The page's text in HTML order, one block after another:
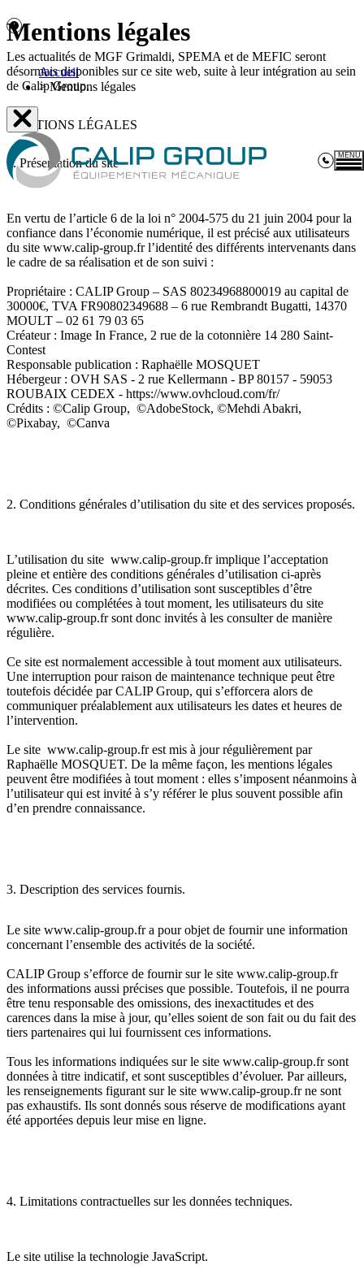
Les actualités de MGF Grimaldi, SPEMA et de MEFIC seront
désormais disponibles sur ce site web, suite à leur intégration au sein
de Calip Group.
MENU
Mentions légales
Accueil
>Mentions légales
MENTIONS LÉGALES
1. Présentation du site
En vertu de l’article 6 de la loi n° 2004-575 du 21 juin 2004 pour la
confiance dans l’économie numérique, il est précisé aux utilisateurs
du site www.calip-group.fr l’identité des différents intervenants dans
le cadre de sa réalisation et de son suivi :
Propriétaire : CALIP Group – SAS 80234968800019 au capital de
30000€, TVA FR90802349688 – 6 rue Rembrandt Bugatti, 14370
MOULT – 02 61 79 03 65
Créateur : Image In France, 2 rue de la cotonnière 14 280 Saint-
Contest
Responsable publication : Raphaëlle MOSQUET
Hébergeur : OVH SAS - 2 rue Kellermann - BP 80157 - 59053
ROUBAIX CEDEX - https://www.ovhcloud.com/fr/
Crédits : ©Calip Group, ©AdobeStock, ©Mehdi Abakri,
©Pixabay, ©Canva
2. Conditions générales d’utilisation du site et des services proposés.
L’utilisation du site www.calip-group.fr implique l’acceptation
pleine et entière des conditions générales d’utilisation ci-après
décrites. Ces conditions d’utilisation sont susceptibles d’être
modifiées ou complétées à tout moment, les utilisateurs du site
www.calip-group.fr sont donc invités à les consulter de manière
régulière.
Ce site est normalement accessible à tout moment aux utilisateurs.
Une interruption pour raison de maintenance technique peut être
toutefois décidée par CALIP Group, qui s’efforcera alors de
communiquer préalablement aux utilisateurs les dates et heures de
l’intervention.
Le site www.calip-group.fr est mis à jour régulièrement par
Raphaëlle MOSQUET. De la même façon, les mentions légales
peuvent être modifiées à tout moment : elles s’imposent néanmoins à
l’utilisateur qui est invité à s’y référer le plus souvent possible afin
d’en prendre connaissance.
3. Description des services fournis.
Le site www.calip-group.fr a pour objet de fournir une information
concernant l’ensemble des activités de la société.
CALIP Group s’efforce de fournir sur le site www.calip-group.fr
des informations aussi précises que possible. Toutefois, il ne pourra
être tenu responsable des omissions, des inexactitudes et des
carences dans la mise à jour, qu’elles soient de son fait ou du fait des
tiers partenaires qui lui fournissent ces informations.
Tous les informations indiquées sur le site www.calip-group.fr sont
données à titre indicatif, et sont susceptibles d’évoluer. Par ailleurs,
les renseignements figurant sur le site www.calip-group.fr ne sont
pas exhaustifs. Ils sont donnés sous réserve de modifications ayant
été apportées depuis leur mise en ligne.
4. Limitations contractuelles sur les données techniques.
Le site utilise la technologie JavaScript.